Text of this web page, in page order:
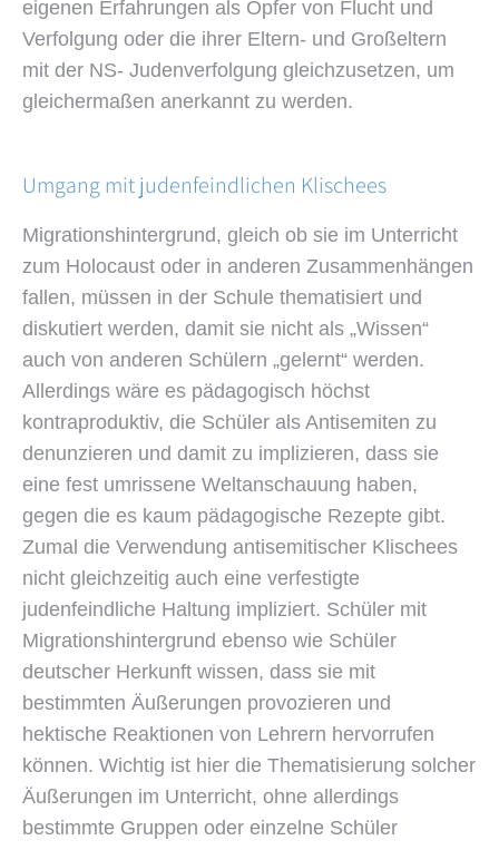
eigenen Erfahrungen als Opfer von Flucht und
Verfolgung oder die ihrer Eltern- und Großeltern
mit der NS- Judenverfolgung gleichzusetzen, um
gleichermaßen anerkannt zu werden.
Umgang mit judenfeindlichen Klischees
Migrationshintergrund, gleich ob sie im Unterricht
zum Holocaust oder in anderen Zusammenhängen
fallen, müssen in der Schule thematisiert und
diskutiert werden, damit sie nicht als „Wissen“
auch von anderen Schülern „gelernt“ werden.
Allerdings wäre es pädagogisch höchst
kontraproduktiv, die Schüler als Antisemiten zu
denunzieren und damit zu implizieren, dass sie
eine fest umrissene Weltanschauung haben,
gegen die es kaum pädagogische Rezepte gibt.
Zumal die Verwendung antisemitischer Klischees
nicht gleichzeitig auch eine verfestigte
judenfeindliche Haltung impliziert. Schüler mit
Migrationshintergrund ebenso wie Schüler
deutscher Herkunft wissen, dass sie mit
bestimmten Äußerungen provozieren und
hektische Reaktionen von Lehrern hervorrufen
können. Wichtig ist hier die Thematisierung solcher
Äußerungen im Unterricht, ohne allerdings
bestimmte Gruppen oder einzelne Schüler